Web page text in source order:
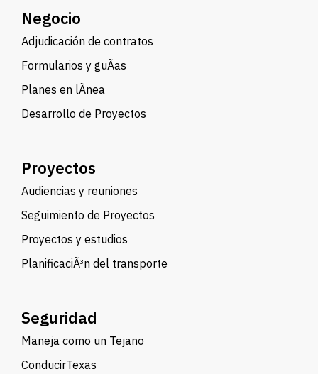
Negocio
Adjudicación de contratos
Formularios y guÃ­as
Planes en lÃ­nea
Desarrollo de Proyectos
Proyectos
Audiencias y reuniones
Seguimiento de Proyectos
Proyectos y estudios
PlanificaciÃ³n del transporte
Seguridad
Maneja como un Tejano
ConducirTexas